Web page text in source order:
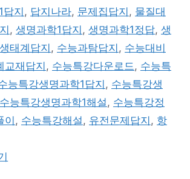
답지, 답지나라, 문제집답지 , 물질대
, 생명과학1답지 , 생명과학1정답, 생
생태계답지 , 수능과탐답지 , 수능대비
교재답지 , 수능특강다운로드 , 수능특
능특강생명과학1답지, 수능특강생
수능특강생명과학1해설 , 수능특강정
이 , 수능특강해설 , 유전문제답지 , 항